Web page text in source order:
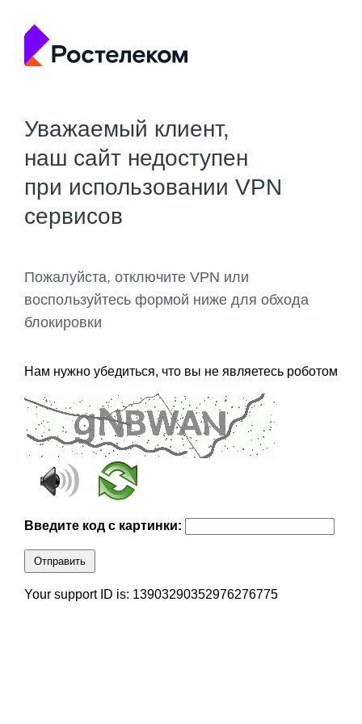
Уважаемый клиент,
наш сайт недоступен
при использовании VPN
сервисов
Пожалуйста, отключите VPN или
воспользуйтесь формой ниже для обхода
блокировки
Нам нужно убедиться, что вы не являетесь роботом
Введите код с картинки:
Отправить
Your support ID is: 13903290352976276775